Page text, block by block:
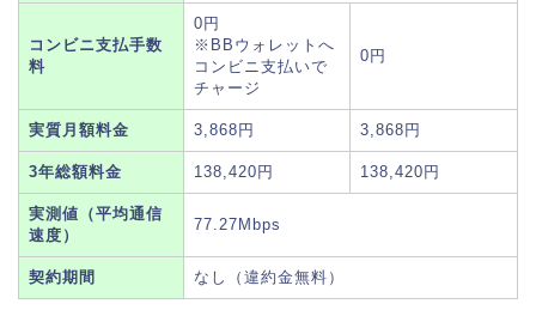
コンビニ支払手数
料
0円
※BBウォレットへ
コンビニ支払いで
チャージ
0円
実質月額料金 3,868円 3,868円
3年総額料金 138,420円 138,420円
実測値（平均通信
速度）
77.27Mbps
契約期間 なし（違約金無料）